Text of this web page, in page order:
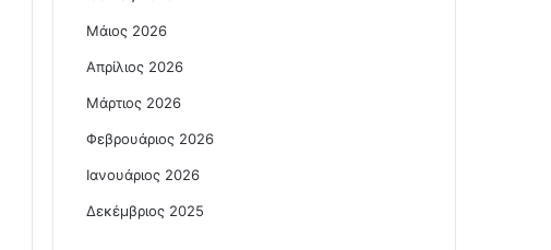
Μάιος 2026
Απρίλιος 2026
Μάρτιος 2026
Φεβρουάριος 2026
Ιανουάριος 2026
Δεκέμβριος 2025